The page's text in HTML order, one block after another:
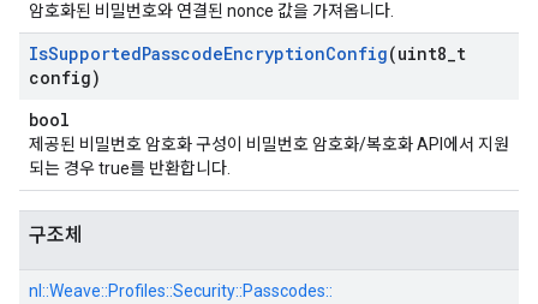
암호화된 비밀번호와 연결된 nonce 값을 가져옵니다.
IsSupportedPasscodeEncryptionConfig(uint8 t
config)
bool
제공된 비밀번호 암호화 구성이 비밀번호 암호화/복호화 API에서 지원
되는 경우 true를 반환합니다.
구조체
nl::Weave::Profiles::Security::Passcodes::